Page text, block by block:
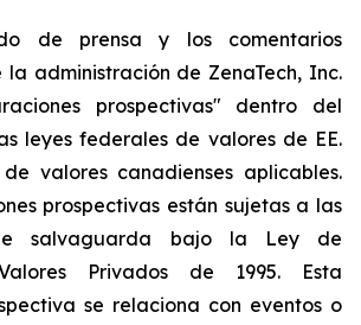
de prensa y los comentarios
administración de ZenaTech, Inc.
prospectivas" dentro del
leyes federales de valores de EE.
valores canadienses aplicables.
prospectivas están sujetas a las
de salvaguarda bajo la Ley de
Privados de 1995. Esta
se relaciona con eventos o